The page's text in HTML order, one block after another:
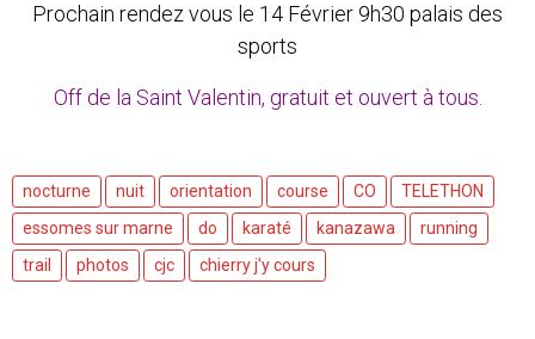
Prochain rendez vous le 14 Février 9h30 palais des
sports
Off de la Saint Valentin, gratuit et ouvert à tous.
nocturne nuit orientation course CO
TELETHON
essomes sur marne
do karaté kanazawa
running
trail
photos cjc chierry j'y cours